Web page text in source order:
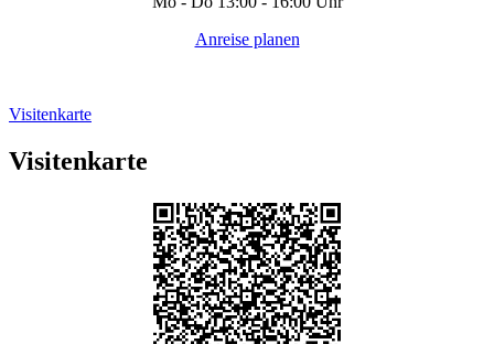
Anreise planen
Visitenkarte
Visitenkarte